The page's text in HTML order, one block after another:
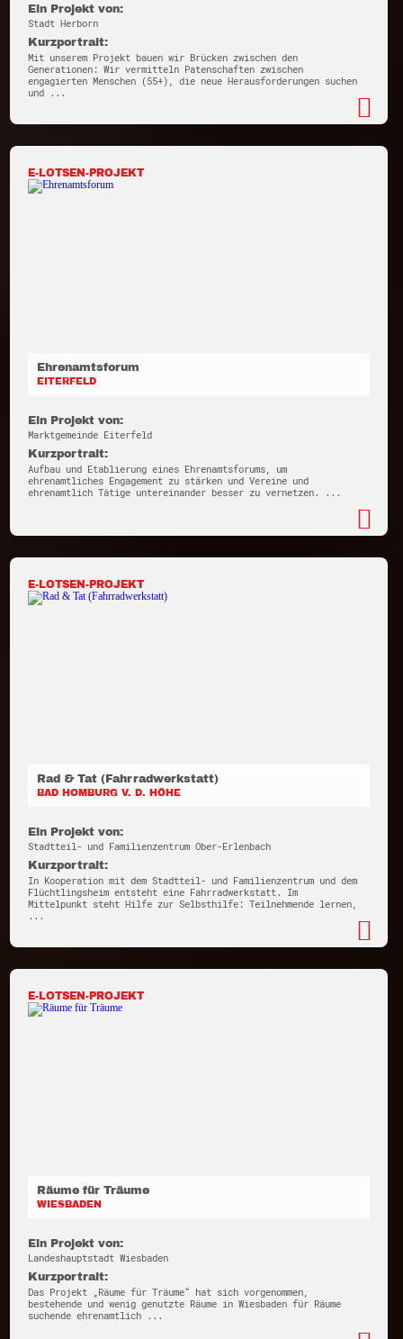
Ein Projekt von:
Stadt Herborn
Kurzportrait:
Mit unserem Projekt bauen wir Brücken zwischen den
Generationen: Wir vermitteln Patenschaften zwischen
engagierten Menschen (55+), die neue Herausforderungen suchen
und ...
E-LOTSEN-PROJEKT
Ehrenamtsforum
EITERFELD
Ein Projekt von:
Marktgemeinde Eiterfeld
Kurzportrait:
Aufbau und Etablierung eines Ehrenamtsforums, um
ehrenamtliches Engagement zu stärken und Vereine und
ehrenamtlich Tätige untereinander besser zu vernetzen. ...
E-LOTSEN-PROJEKT
Rad & Tat (Fahrradwerkstatt)
BAD HOMBURG V. D. HÖHE
Ein Projekt von:
Stadtteil- und Familienzentrum Ober-Erlenbach
Kurzportrait:
In Kooperation mit dem Stadtteil- und Familienzentrum und dem
Flüchtlingsheim entsteht eine Fahrradwerkstatt. Im
Mittelpunkt steht Hilfe zur Selbsthilfe: Teilnehmende lernen,
...
E-LOTSEN-PROJEKT
Räume für Träume
WIESBADEN
Ein Projekt von:
Landeshauptstadt Wiesbaden
Kurzportrait:
Das Projekt „Räume für Träume“ hat sich vorgenommen,
bestehende und wenig genutzte Räume in Wiesbaden für Räume
suchende ehrenamtlich ...